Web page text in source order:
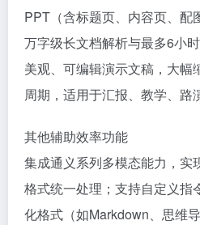
PPT（含标题页、内容页、配
万字级长文档解析与最多6小
美观、可编辑演示文稿，大幅
周期，适用于汇报、教学、路
其他辅助效率功能
集成通义系列多模态能力，实
格式统一处理；支持自定义指
化格式（如Markdown、思维